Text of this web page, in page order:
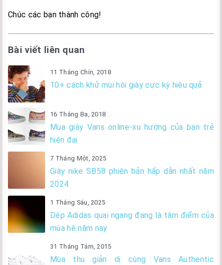
Chúc các bạn thành công!
Bài viết liên quan
11 Tháng Chín, 2018
10+ cách khử mùi hôi giày cực kỳ hiệu quả
16 Tháng Ba, 2018
Mua giày Vans online-xu hướng của bạn trẻ
hiện đại
7 Tháng Một, 2025
Giày nike SB58 phiên bản hấp dẫn nhất năm
2024
1 Tháng Sáu, 2025
Dép Adidas quai ngang đang là tâm điểm của
mùa hè năm nay
31 Tháng Tám, 2015
Mùa thu giản dị cùng Vans Authentic